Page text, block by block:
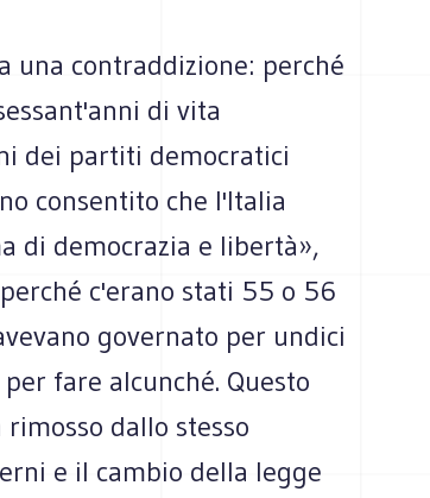
una contraddizione: perché
di vita
dei partiti democratici
consentito che l'Italia
di democrazia e libertà»,
c'erano stati 55 o 56
governato per undici
fare alcunché. Questo
dallo stesso
e il cambio della legge